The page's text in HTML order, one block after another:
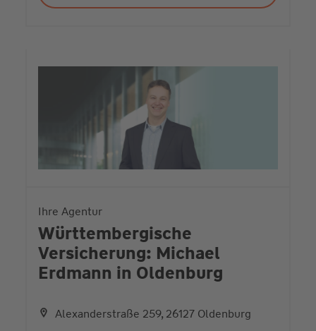
Ihre Agentur
Württembergische
Versicherung: Michael
Erdmann in Oldenburg
Alexanderstraße 259, 26127 Oldenburg